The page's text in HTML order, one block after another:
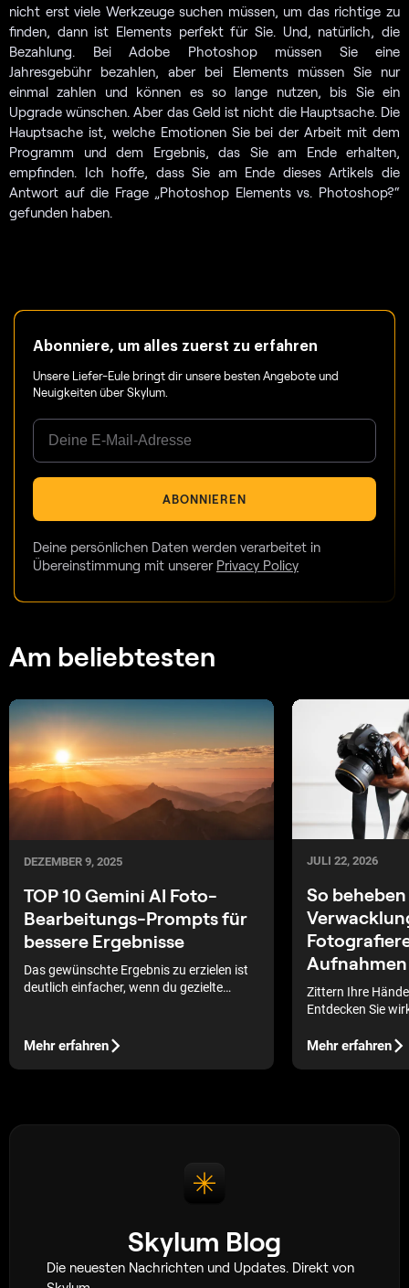
nicht erst viele Werkzeuge suchen müssen, um das richtige zu
finden, dann ist Elements perfekt für Sie. Und, natürlich, die
Bezahlung. Bei Adobe Photoshop müssen Sie eine
Jahresgebühr bezahlen, aber bei Elements müssen Sie nur
einmal zahlen und können es so lange nutzen, bis Sie ein
Upgrade wünschen. Aber das Geld ist nicht die Hauptsache. Die
Hauptsache ist, welche Emotionen Sie bei der Arbeit mit dem
Programm und dem Ergebnis, das Sie am Ende erhalten,
empfinden. Ich hoffe, dass Sie am Ende dieses Artikels die
Antwort auf die Frage „Photoshop Elements vs. Photoshop?“
gefunden haben.
Abonniere, um alles zuerst zu erfahren
Unsere Liefer-Eule bringt dir unsere besten Angebote und
Neuigkeiten über Skylum.
ABONNIEREN
Deine persönlichen Daten werden verarbeitet in
Übereinstimmung mit unserer Privacy Policy
Am beliebtesten
DEZEMBER 9, 2025
TOP 10 Gemini AI Foto-
Bearbeitungs-Prompts für
bessere Ergebnisse
Das gewünschte Ergebnis zu erzielen ist
deutlich einfacher, wenn du gezielte
passen. Sie verwandeln vage Ideen in
präzise, verlässliche Bearbeitungen.
Mehr erfahren
JULI 22, 2026
So beheben
Zittern Ihre
Entdecken Sie
jedes Mal klare
Mehr erfahren
Skylum Blog
Die neuesten Nachrichten und Updates. Direkt von